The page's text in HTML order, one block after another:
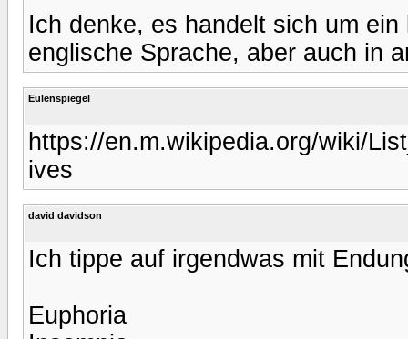
Ich denke, es handelt sich um
englische Sprache, aber auch in
Eulenspiegel
https://en.m.wikipedia.org/wiki/
ives
david davidson
Ich tippe auf irgendwas mit
Euphoria